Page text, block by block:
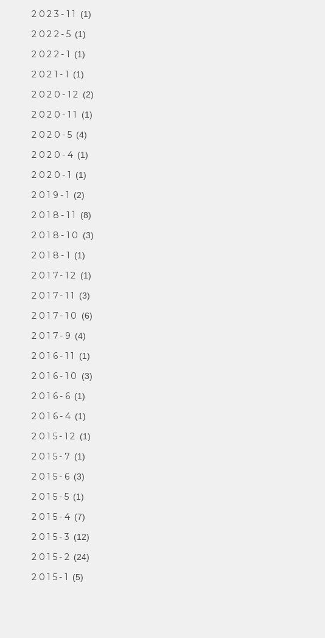
2023-11 (1)
2022-5 (1)
2022-1 (1)
2021-1 (1)
2020-12 (2)
2020-11 (1)
2020-5 (4)
2020-4 (1)
2020-1 (1)
2019-1 (2)
2018-11 (8)
2018-10 (3)
2018-1 (1)
2017-12 (1)
2017-11 (3)
2017-10 (6)
2017-9 (4)
2016-11 (1)
2016-10 (3)
2016-6 (1)
2016-4 (1)
2015-12 (1)
2015-7 (1)
2015-6 (3)
2015-5 (1)
2015-4 (7)
2015-3 (12)
2015-2 (24)
2015-1 (5)